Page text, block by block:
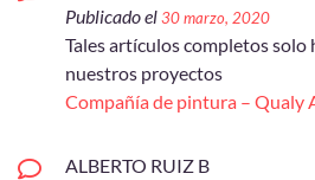
Publicado el30 marzo, 2020
Tales artículos completos solo
nuestros proyectos
Compañía de pintura – Qualy
ALBERTO RUIZ B